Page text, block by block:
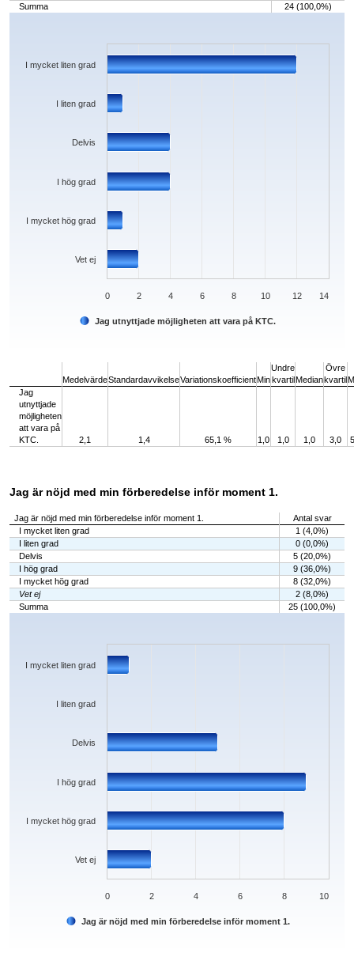
Summa
24 (100,0%)
Chart
The chart has 1 X axis displaying categories.
The chart has 1 Y axis displaying values. Data ranges from 1 to 12.
Jag utnyttjade möjligheten att vara på KTC.
Vet ej
I mycket hög grad
I hög grad
Delvis
I liten grad
I mycket liten grad
0 2 4 6 8 10 12 14
MedelvärdeStandardavvikelseVariationskoefficientMin
Undre
kvartilMedian
Övre
kvartil
Jag
utnyttjade
möjligheten
att vara på
KTC.
2,1 1,4 65,1 % 1,0 1,0 1,0 3,0
Jag är nöjd med min förberedelse inför moment 1.
Jag är nöjd med min förberedelse inför moment 1.
Antal svar
I mycket liten grad
1 (4,0%)
I liten grad
0 (0,0%)
Delvis
5 (20,0%)
I hög grad
9 (36,0%)
I mycket hög grad
8 (32,0%)
Vet ej
2 (8,0%)
Summa
25 (100,0%)
Chart
The chart has 1 X axis displaying categories.
The chart has 1 Y axis displaying values. Data ranges from 0 to 9.
Jag är nöjd med min förberedelse inför moment 1.
Vet ej
I mycket hög grad
I hög grad
Delvis
I liten grad
I mycket liten grad
0 2 4 6 8 10